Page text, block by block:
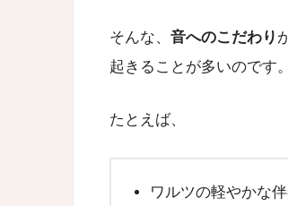
そんな、 音へのこだわり
起きることが多いのです。
たとえば、
ワルツの軽やかな